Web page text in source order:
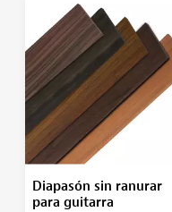
Diapasón sin ranurar
para guitarra